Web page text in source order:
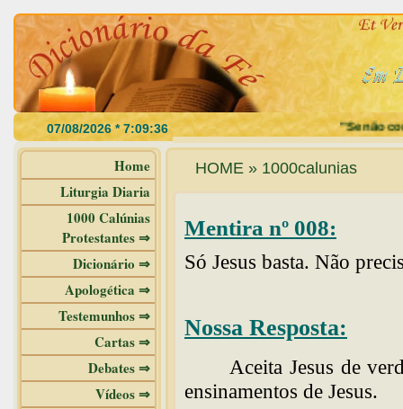
"Se não
Home
Liturgia Diaria
1000 Calúnias
Protestantes ⇒
Dicionário ⇒
Apologética ⇒
Testemunhos ⇒
Cartas ⇒
Debates ⇒
Vídeos ⇒
HOME » 1000calunias
Mentira nº 008:
Só Jesus basta. Não
Nossa Resposta:
Aceita Jesus de
ensinamentos de Jesus.